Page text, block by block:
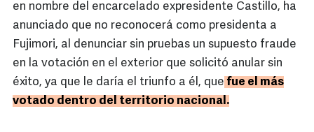
en nombre del encarcelado expresidente Castillo, ha
anunciado que no reconocerá como presidenta a
Fujimori, al denunciar sin pruebas un supuesto fraude
en la votación en el exterior que solicitó anular sin
éxito, ya que le daría el triunfo a él, que fue el más
votado dentro del territorio nacional.